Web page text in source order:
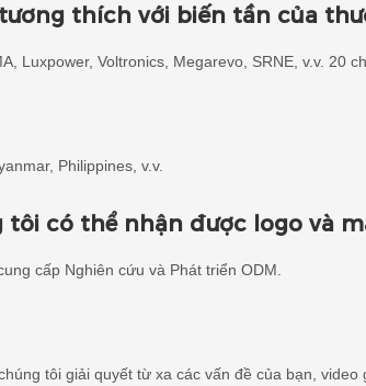
thích với biến tần của
Luxpower, Voltronics, Megarevo, SRNE, v.v. 20
Philippines, v.v.
tôi có thể nhận được logo và
cấp Nghiên cứu và Phát triển ODM.
tôi giải quyết từ xa các vấn đề của bạn,